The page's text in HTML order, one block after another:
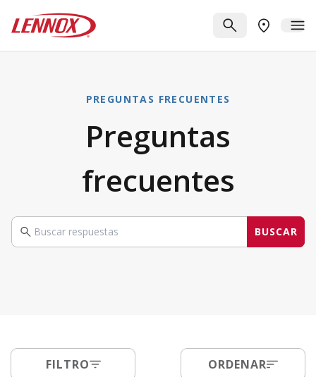
Lennox
BUSCARBUSCAR
PREGUNTAS FRECUENTES
Preguntas
frecuentes
Buscar en su consulta BUSCAR
FILTRO ORDENAR